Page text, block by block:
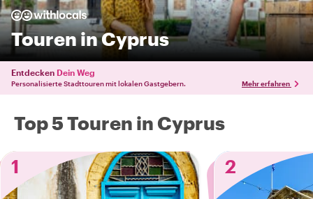
Touren in Cyprus
Entdecken Dein Weg
Personalisierte Stadttouren mit lokalen Gastgebern. Mehr erfahren
Top 5 Touren in Cyprus
1
2